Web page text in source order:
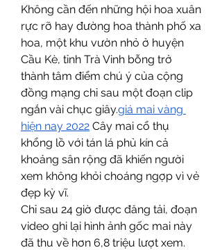
Không cần đến những hội hoa xuân
rực rỡ hay đường hoa thành phố xa
hoa, một khu vườn nhỏ ở huyện
Cầu Kè, tỉnh Trà Vinh bỗng trở
thành tâm điểm chú ý của cộng
đồng mạng chỉ sau một đoạn clip
ngắn vài chục giây.giá mai vàng
hiện nay 2022 Cây mai cổ thụ
khổng lồ với tán lá phủ kín cả
khoảng sân rộng đã khiến người
xem không khỏi choáng ngợp vì vẻ
đẹp kỳ vĩ.
Chỉ sau 24 giờ được đăng tải, đoạn
video ghi lại hình ảnh gốc mai này
đã thu về hơn 6,8 triệu lượt xem.